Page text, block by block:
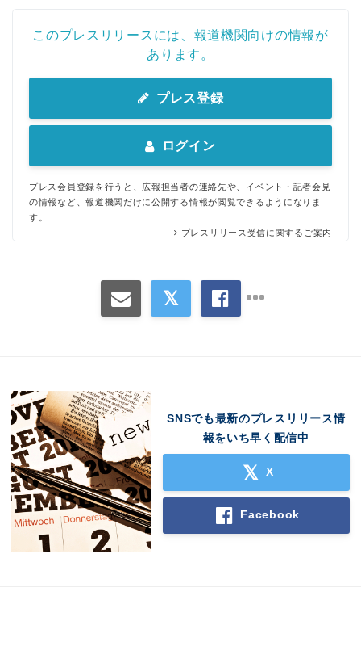
このプレスリリースには、報道機関向けの情報が
あります。
プレス登録
ログイン
プレス会員登録を行うと、広報担当者の連絡先や、イベント・記者会見
の情報など、報道機関だけに公開する情報が閲覧できるようになりま
す。
プレスリリース受信に関するご案内
SNSでも最新のプレスリリース情
報をいち早く配信中
X
Facebook